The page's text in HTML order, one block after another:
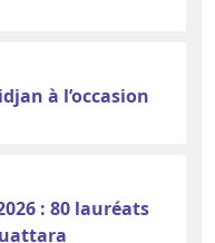
à l’occasion
: 80 lauréats